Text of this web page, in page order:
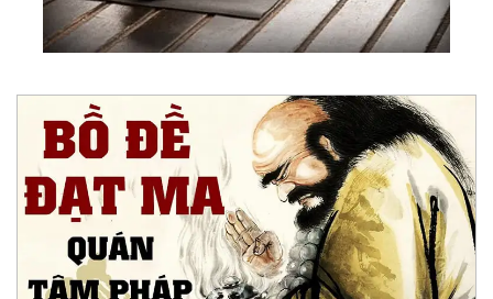
92.Người Thầy Lớn Nhất
93.Phẩm Hạnh Của Lòng Vị Kỷ
95.Chân Tâm
96.Chân Ái
97. Thượng Đế Muôn Màu
98.Tùy Duyên
99.Bản Chất Của Sự Sống